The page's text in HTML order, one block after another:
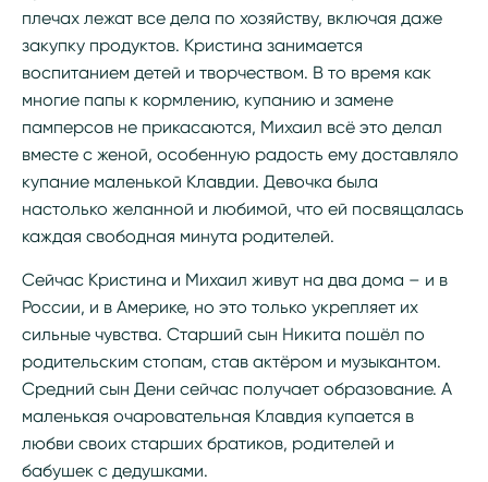
плечах лежат все дела по хозяйству, включая даже
закупку продуктов. Кристина занимается
воспитанием детей и творчеством. В то время как
многие папы к кормлению, купанию и замене
памперсов не прикасаются, Михаил всё это делал
вместе с женой, особенную радость ему доставляло
купание маленькой Клавдии. Девочка была
настолько желанной и любимой, что ей посвящалась
каждая свободная минута родителей.
Сейчас Кристина и Михаил живут на два дома – и в
России, и в Америке, но это только укрепляет их
сильные чувства. Старший сын Никита пошёл по
родительским стопам, став актёром и музыкантом.
Средний сын Дени сейчас получает образование. А
маленькая очаровательная Клавдия купается в
любви своих старших братиков, родителей и
бабушек с дедушками.